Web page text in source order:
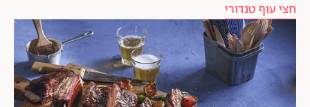
חצי עוף טנדורי